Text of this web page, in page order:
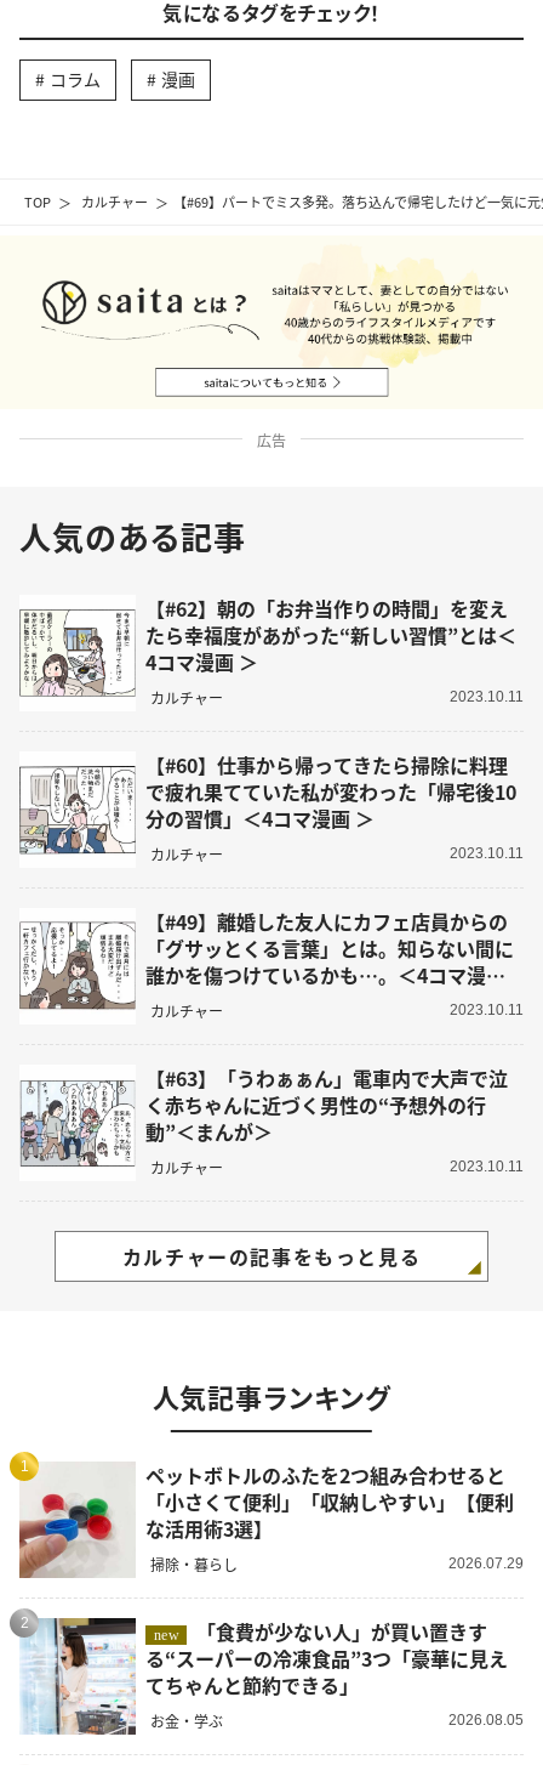
TOP カルチャー 【#69】パートでミス多発。落ち込んで帰宅したけど一気に
気になるタグをチェック！
コラム 漫画
広告
人気のある記事
【#62】朝の「お弁当作りの時間」を変え
たら幸福度があがった“新しい習慣”とは＜
4コマ漫画 ＞
カルチャー 2023.10.11
【#60】仕事から帰ってきたら掃除に料理
で疲れ果てていた私が変わった「帰宅後10
分の習慣」＜4コマ漫画 ＞
カルチャー 2023.10.11
【#49】離婚した友人にカフェ店員からの
「グサッとくる言葉」とは。知らない間に
誰かを傷つけているかも…。＜4コマ漫画
＞
カルチャー 2023.10.11
【#63】「うわぁぁん」電車内で大声で泣
く赤ちゃんに近づく男性の“予想外の行
動”＜まんが＞
カルチャー 2023.10.11
カルチャーの記事をもっと見る
人気記事ランキング
1
ペットボトルのふたを2つ組み合わせると
「小さくて便利」「収納しやすい」【便利
な活用術3選】
掃除・暮らし 2026.07.29
2
new
る“スーパーの冷凍食品”3つ「豪華に見え
てちゃんと節約できる」
お金・学ぶ 2026.08.05